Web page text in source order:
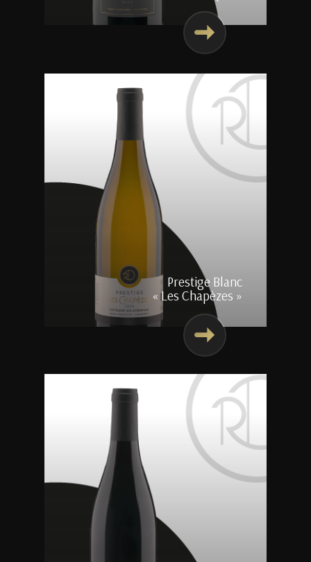
Prestige Blanc
« Les Chapèzes »